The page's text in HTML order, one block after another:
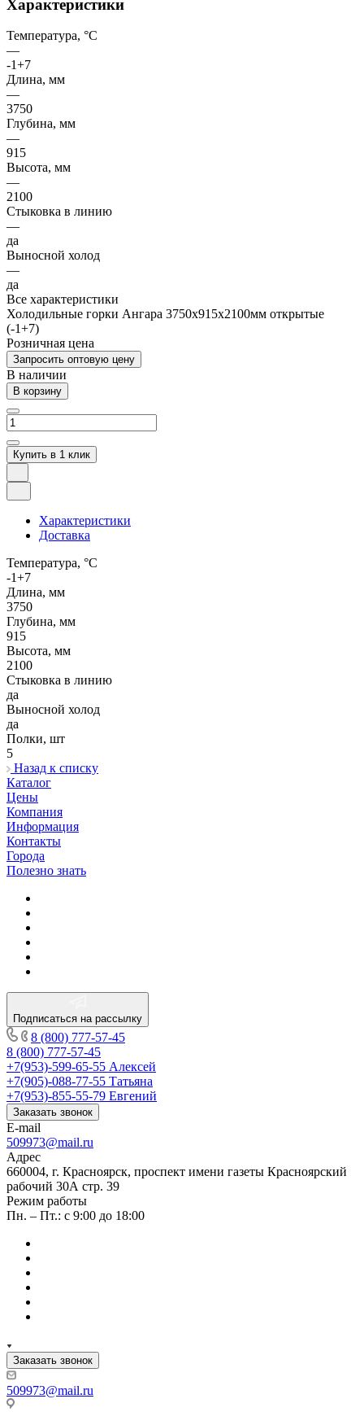
Характеристики
Температура, °C
—
-1+7
Длина, мм
—
3750
Глубина, мм
—
915
Высота, мм
—
2100
Стыковка в линию
—
да
Выносной холод
—
да
Все характеристики
Холодильные горки Ангара 3750х915х2100мм открытые
(-1+7)
Розничная цена
Запросить оптовую цену
В наличии
В корзину
Купить в 1 клик
Характеристики
Доставка
Температура, °C
-1+7
Длина, мм
3750
Глубина, мм
915
Высота, мм
2100
Стыковка в линию
да
Выносной холод
да
Полки, шт
5
Назад к списку
Каталог
Цены
Компания
Информация
Контакты
Города
Полезно знать
Подписаться на рассылку
8 (800) 777-57-45
8 (800) 777-57-45
+7(953)-599-65-55 Алексей
+7(905)-088-77-55 Татьяна
+7(953)-855-55-79 Евгений
Заказать звонок
E-mail
509973@mail.ru
Адрес
660004, г. Красноярск, проспект имени газеты Красноярский
рабочий 30А стр. 39
Режим работы
Пн. – Пт.: с 9:00 до 18:00
Заказать звонок
509973@mail.ru